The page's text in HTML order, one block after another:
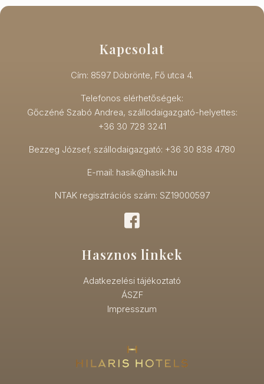
Kapcsolat
Cím: 8597 Döbrönte, Fő utca 4.
Telefonos elérhetőségek:
Gőczéné Szabó Andrea, szállodaigazgató-helyettes:
+36 30 728 3241
Bezzeg József, szállodaigazgató: +36 30 838 4780
E-mail: hasik@hasik.hu
NTAK regisztrációs szám: SZ19000597
Hasznos linkek
Adatkezelési tájékoztató
ÁSZF
Impresszum